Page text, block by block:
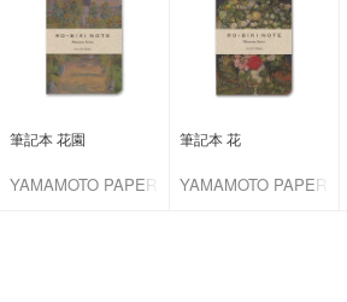
筆記本 花園
YAMAMOTO PAPER
筆記本 花
YAMAMOTO PAPER